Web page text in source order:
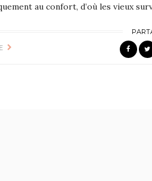
au confort, d’où les vieux